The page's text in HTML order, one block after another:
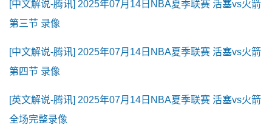
[中文解说-腾讯] 2025年07月14日NBA夏季联赛 活塞vs火箭
第三节 录像
[中文解说-腾讯] 2025年07月14日NBA夏季联赛 活塞vs火箭
第四节 录像
[英文解说-腾讯] 2025年07月14日NBA夏季联赛 活塞vs火箭
全场完整录像